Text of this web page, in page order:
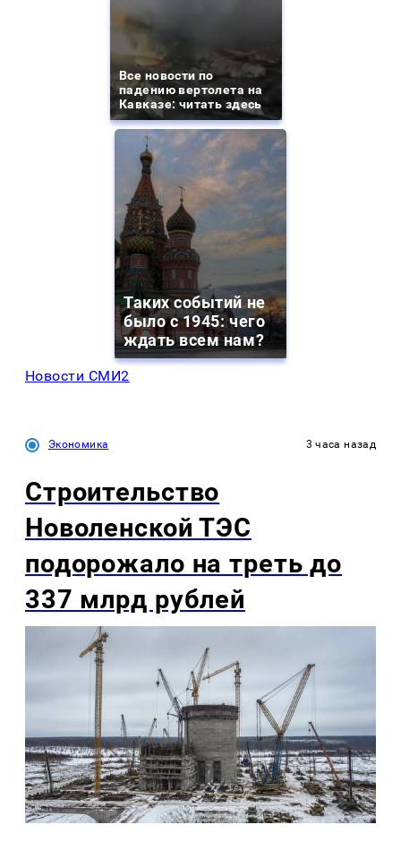
Все новости по
падению вертолета на
Кавказе: читать здесь
Таких событий не
было с 1945: чего
ждать всем нам?
Новости СМИ2
Экономика 3 часа назад
Строительство
Новоленской ТЭС
подорожало на треть до
337 млрд рублей